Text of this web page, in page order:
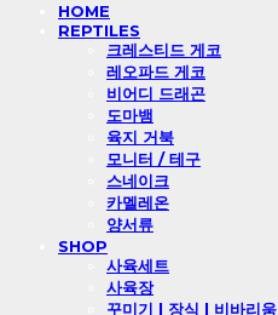
HOME
REPTILES
크레스티드 게코
레오파드 게코
비어디 드래곤
도마뱀
육지 거북
모니터 / 테구
스네이크
카멜레온
양서류
SHOP
사육세트
사육장
꾸미기 l 장식 l 비바리움